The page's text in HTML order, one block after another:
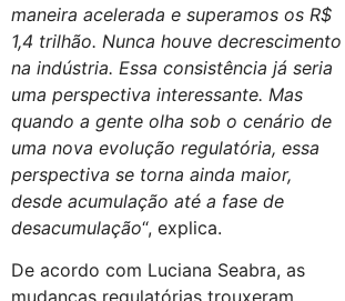
maneira acelerada e superamos os R$
1,4 trilhão. Nunca houve decrescimento
na indústria. Essa consistência já seria
uma perspectiva interessante. Mas
quando a gente olha sob o cenário de
uma nova evolução regulatória, essa
perspectiva se torna ainda maior,
desde acumulação até a fase de
desacumulação“, explica.
De acordo com Luciana Seabra, as